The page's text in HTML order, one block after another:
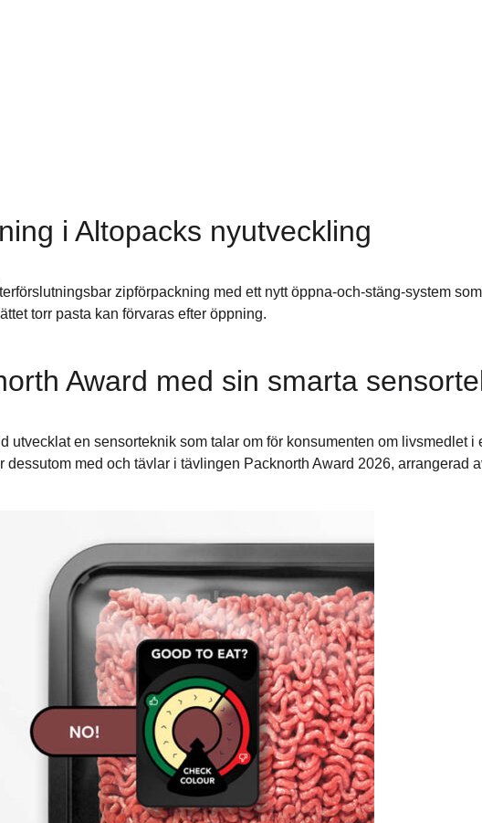
i Altopacks nyutveckling
zipförpackning med ett nytt öppna-och-stäng-system
torr pasta kan förvaras efter öppning.
Award med sin smarta
utvecklat en sensorteknik som talar om för konsumenten om livsmedlet
med och tävlar i tävlingen Packnorth Award 2026, arrangerad